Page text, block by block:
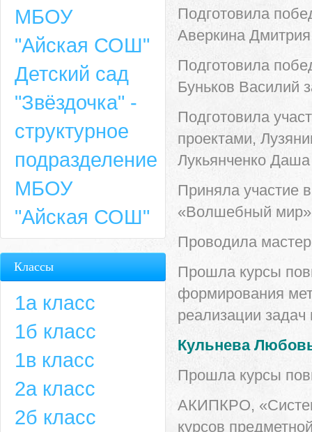
Подготовила
Аверкина
Подготовила
Буньков Василий
Подготовила
проектами,
Лукьянченко
Приняла участие
«Волшебный мир»
Проводила
Прошла курсы
формирования
реализации
Кульнева
Прошла курсы
АКИПКРО,
курсов
МБОУ
"Айская СОШ"
Детский сад
"Звёздочка" -
структурное
подразделение
МБОУ
"Айская СОШ"
Классы
1а класс
1б класс
1в класс
2а класс
2б класс